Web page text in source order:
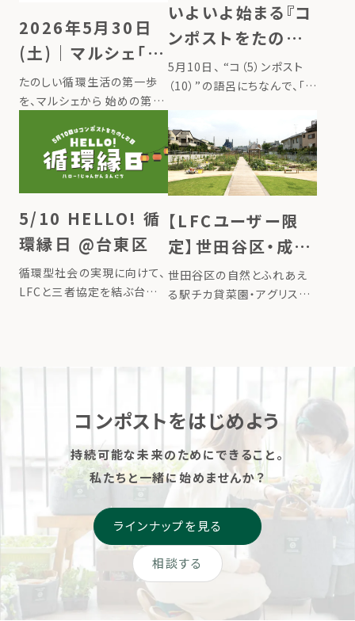
2026年5月30日
(土)｜マルシェ「循
環生活コトハジメ」
開催 ＠東京上野
たのしい循環生活の第一歩
を、マルシェから 始めの第一
いしい！循環するライフスタイ
ルのヒントが、ぎゅっと詰まっ
た入場無料のイベント『第４
回 循環生活コトハジメ』。 家
庭から出る生ごみがコンポス
ト […]
いよいよ始まる『コ
ンポストをたのし
む日』 全国でイベ
ント同時開催
5月10日、 “コ（5）ンポスト
（10）”の語呂にちなんで、「コ
て、日本の記念日に制定され
ました。 コンポストは、台所
の生ごみを捨てずに宝物に
変え、循環することで自然と
人との繋がりを取り戻しなが
[…]
5/10 HELLO! 循
環縁日 @台東区
循環型社会の実現に向けて、
LFCと三者協定を結ぶ台東
10日（コンポストをたのしむ
【LFCユーザー限
定】世田谷区・成城
の駅チカ菜園で、あ
なたの堆肥で野菜
世田谷区の自然とふれあえ
る駅チカ貸菜園・アグリス成
「堆肥の使い先を増やしたい
挑戦してみたい方」、「親子で
菜園を楽し […]
コンポストをはじめよう
持続可能な未来のためにできること。
私たちと一緒に始めませんか？
相談する
ラインナップを見る